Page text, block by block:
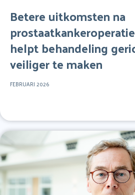
Betere uitkomsten na
helpt behandeling
veiliger te maken
FEBRUARI 2026